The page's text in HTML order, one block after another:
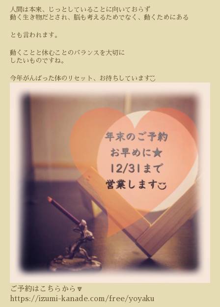
人間は本来、じっとしていることに向いておらず
動く生き物だとされ、脳も考えるためでなく、動くためにある
とも言われます。
動くことと休むことのバランスを大切に
したいものですね。
今年がんばった体のリセット、お待ちしています◟̆◞̆
ご予約はこちらから🔽
https://izumi-kanade.com/free/yoyaku